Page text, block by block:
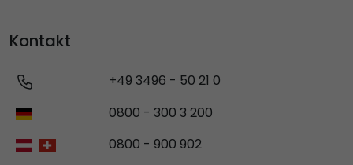
Kontakt
+49 3496 - 50 21 0
0800 - 300 3 200
0800 - 900 902